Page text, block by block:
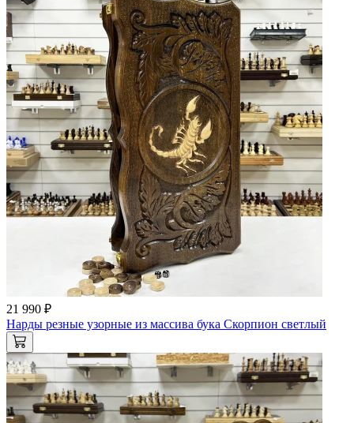
21 990 ₽
Нарды резные узорные из массива бука Скорпион светлый